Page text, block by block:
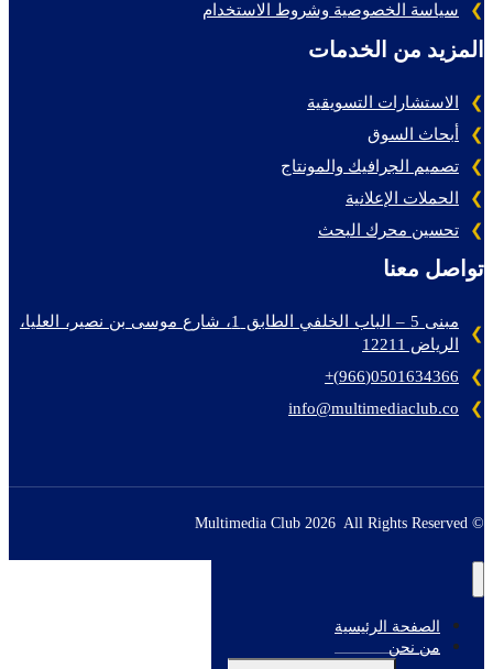
سياسة الخصوصية وشروط الاستخدام
المزيد من الخدمات
الاستشارات التسويقية
أبحاث السوق
تصميم الجرافيك والمونتاج
الحملات الإعلانية
تحسين محرك البحث
تواصل معنا
مبنى 5 – الباب الخلفي الطابق 1، شارع موسى بن نصير، العليا،
الرياض 12211
0501634366(966)+
info@multimediaclub.co
© Multimedia Club 2026 All Rights Reserved
الصفحة الرئيسية
من نحن